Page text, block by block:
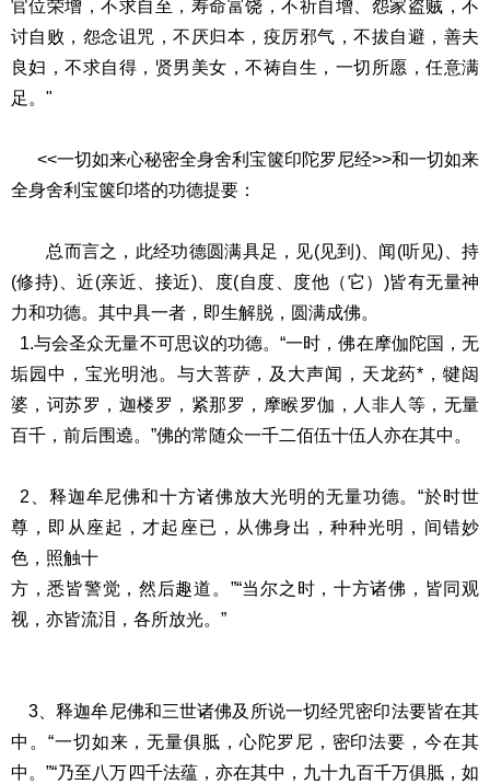
官位荣增，不求自至，寿命富饶，不祈自增、怨家盗贼，不
讨自败，怨念诅 咒，不厌归本，疫厉邪气，不拔自避，善夫
良妇，不求自得， 贤男美女，不祷自生，一切所愿，任意满
足。"
<<一切如来心秘密全身舍利宝箧印陀罗尼经>>和一切如来
全身舍利宝箧印塔的功德提要：
总而言之，此经功德圆满具足，见(见到)、闻(听见)、持
(修持)、近(亲近、接近)、度(自度、度他（它）)皆有无量神
力和功德。 其中具一者，即生解脱，圆满成佛。
1.与会圣众无量不可思议的功德。“一时，佛在摩伽陀国，无
垢园中，宝光明池。与大菩萨，及大声闻，天龙药*，犍闼
婆，诃苏罗，迦楼罗，紧那罗，摩睺罗伽，人非人等，无量
百千，前后围遶。”佛的常随众一千二佰伍十伍人亦在其中。
2、释迦牟尼佛和十方诸佛放大光明的无量功德。“於时世
尊，即从座起，才起座已，从佛身出，种种光明，间错妙
色，照触十
方，悉皆警觉，然后趣道。”“当尔之时，十方诸佛，皆同观
视，亦皆流泪，各所放光。”
3、释迦牟尼佛和三世诸佛及所说一切经咒密印法要皆在其
中。“一切如来，无量俱胝，心陀罗尼，密印法要，今在其
中。”“乃至八万四千法蕴，亦在其中，九十九百千万俱胝，如